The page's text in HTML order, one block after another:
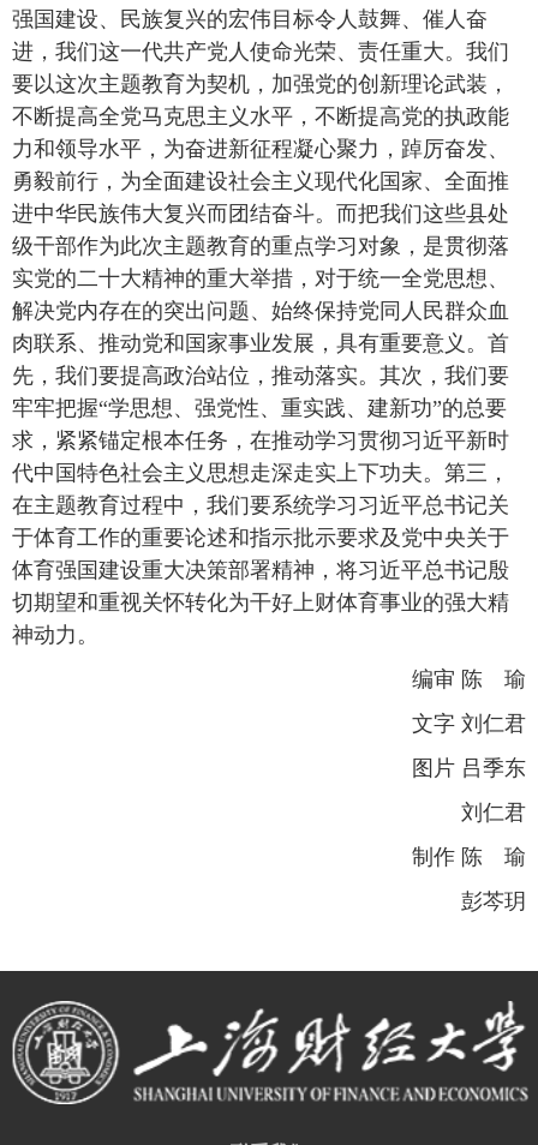
强国建设、民族复兴的宏伟目标令人鼓舞、催人奋
进，我们这一代共产党人使命光荣、责任重大。我们
要以这次主题教育为契机，加强党的创新理论武装，
不断提高全党马克思主义水平，不断提高党的执政能
力和领导水平，为奋进新征程凝心聚力，踔厉奋发、
勇毅前行，为全面建设社会主义现代化国家、全面推
进中华民族伟大复兴而团结奋斗。而把我们这些县处
级干部作为此次主题教育的重点学习对象，是贯彻落
实党的二十大精神的重大举措，对于统一全党思想、
解决党内存在的突出问题、始终保持党同人民群众血
肉联系、推动党和国家事业发展，具有重要意义。首
先，我们要提高政治站位，推动落实。其次，我们要
牢牢把握“学思想、强党性、重实践、建新功”的总要
求，紧紧锚定根本任务，在推动学习贯彻习近平新时
代中国特色社会主义思想走深走实上下功夫。第三，
在主题教育过程中，我们要系统学习习近平总书记关
于体育工作的重要论述和指示批示要求及党中央关于
体育强国建设重大决策部署精神，将习近平总书记殷
切期望和重视关怀转化为干好上财体育事业的强大精
神动力。
编审 陈 瑜
文字 刘仁君
图片 吕季东
刘仁君
制作 陈 瑜
彭芩玥